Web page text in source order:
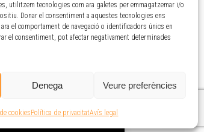
utilitzem tecnologies com ara galetes per emmagatzemar i/o
Donar el consentiment a aquestes tecnologies ens
el comportament de navegació o identificadors únics en
el consentiment, pot afectar negativament determinades
Denega Veure preferències
cookiesPolítica de privacitatAvís legal
Via Cooperativa © 2026